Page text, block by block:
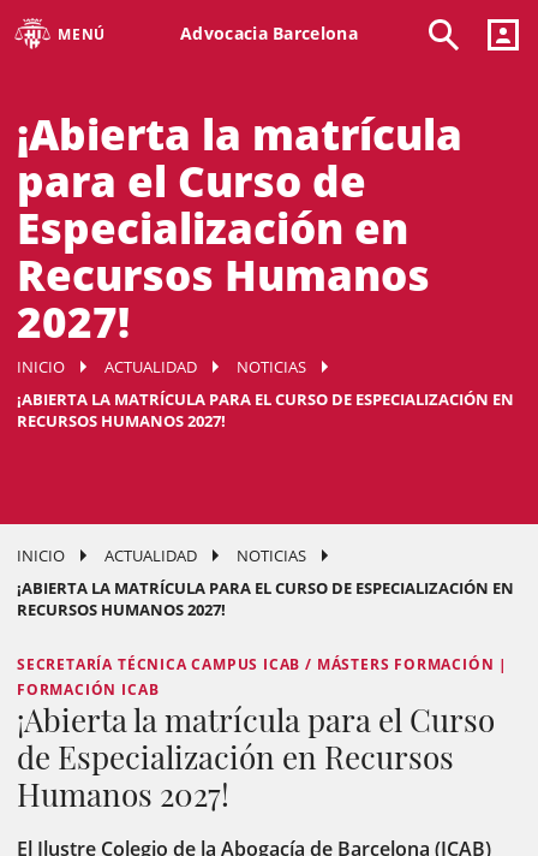
MENÚ Advocacia Barcelona
¡Abierta la matrícula
para el Curso de
Especialización en
Recursos Humanos
2027!
INICIO ACTUALIDAD
NOTICIAS
¡ABIERTA LA MATRÍCULA PARA EL CURSO DE ESPECIALIZACIÓN EN
RECURSOS HUMANOS 2027!
INICIO ACTUALIDAD
NOTICIAS
¡ABIERTA LA MATRÍCULA PARA EL CURSO DE ESPECIALIZACIÓN EN
RECURSOS HUMANOS 2027!
SECRETARÍA TÉCNICA CAMPUS ICAB / MÁSTERS FORMACIÓN |
FORMACIÓN ICAB
¡Abierta la matrícula para el Curso
de Especialización en Recursos
Humanos 2027!
El Ilustre Colegio de la Abogacía de Barcelona (ICAB)